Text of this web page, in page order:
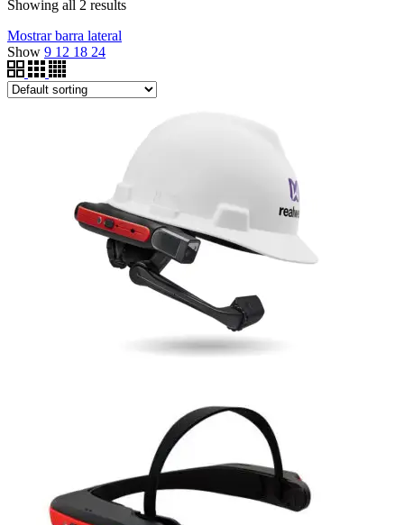
Showing all 2 results
Mostrar barra lateral
Show 9 12 18 24